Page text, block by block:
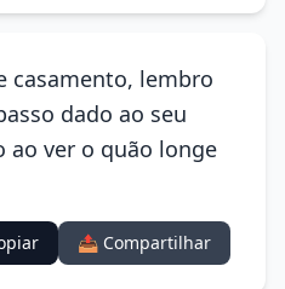
casamento, lembro
dado ao seu
ao ver o quão longe
📤 Compartilhar